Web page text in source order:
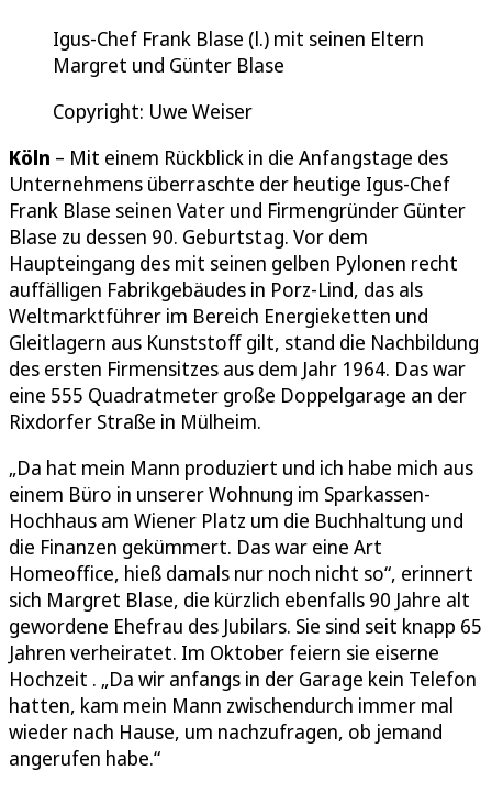
Igus-Chef Frank Blase (l.) mit seinen Eltern
Margret und Günter Blase
Copyright: Uwe Weiser
Köln – Mit einem Rückblick in die Anfangstage des
Unternehmens überraschte der heutige Igus-Chef
Frank Blase seinen Vater und Firmengründer Günter
Blase zu dessen 90. Geburtstag. Vor dem
Haupteingang des mit seinen gelben Pylonen recht
auffälligen Fabrikgebäudes in Porz-Lind, das als
Weltmarktführer im Bereich Energieketten und
Gleitlagern aus Kunststoff gilt, stand die Nachbildung
des ersten Firmensitzes aus dem Jahr 1964. Das war
eine 555 Quadratmeter große Doppelgarage an der
Rixdorfer Straße in Mülheim.
„Da hat mein Mann produziert und ich habe mich aus
einem Büro in unserer Wohnung im Sparkassen-
Hochhaus am Wiener Platz um die Buchhaltung und
die Finanzen gekümmert. Das war eine Art
Homeoffice, hieß damals nur noch nicht so“, erinnert
sich Margret Blase, die kürzlich ebenfalls 90 Jahre alt
gewordene Ehefrau des Jubilars. Sie sind seit knapp 65
Jahren verheiratet. Im Oktober feiern sie eiserne
Hochzeit . „Da wir anfangs in der Garage kein Telefon
hatten, kam mein Mann zwischendurch immer mal
wieder nach Hause, um nachzufragen, ob jemand
angerufen habe.“